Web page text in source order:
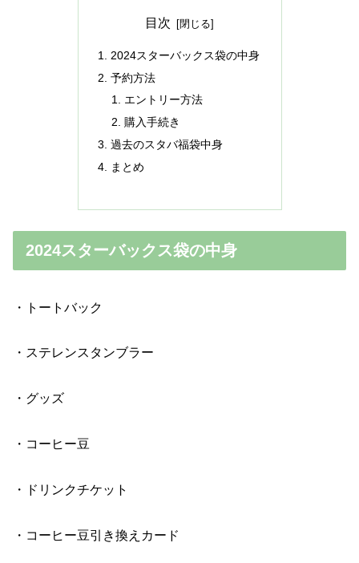
目次
2024スターバックス袋の中身
予約方法
エントリー方法
購入手続き
過去のスタバ福袋中身
まとめ
2024スターバックス袋の中身
・トートバック
・ステレンスタンブラー
・グッズ
・コーヒー豆
・ドリンクチケット
・コーヒー豆引き換えカード